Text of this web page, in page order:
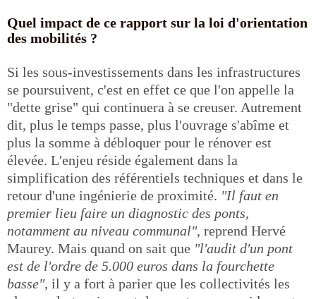
Quel impact de ce rapport sur la loi d'orientation
des mobilités ?
Si les sous-investissements dans les infrastructures
se poursuivent, c'est en effet ce que l'on appelle la
"dette grise" qui continuera à se creuser. Autrement
dit, plus le temps passe, plus l'ouvrage s'abîme et
plus la somme à débloquer pour le rénover est
élevée. L'enjeu réside également dans la
simplification des référentiels techniques et dans le
retour d'une ingénierie de proximité. "Il faut en
premier lieu faire un diagnostic des ponts,
notamment au niveau communal", reprend Hervé
Maurey. Mais quand on sait que "l'audit d'un pont
est de l'ordre de 5.000 euros dans la fourchette
basse", il y a fort à parier que les collectivités les